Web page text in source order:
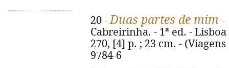
20 -Duas partes de mim
Cabreirinha. - 1ª ed. -
270, [4] p. ; 23 cm. -
9784-6